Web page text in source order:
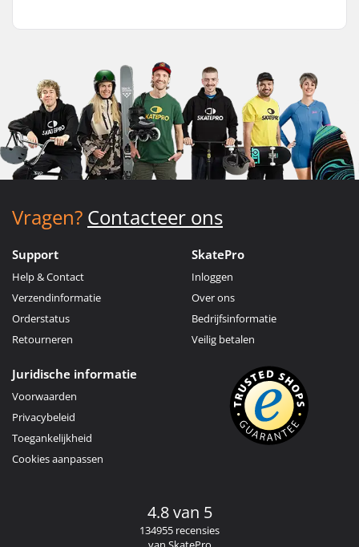
Vragen? Contacteer ons
Support
Help & Contact
Verzendinformatie
Orderstatus
Retourneren
SkatePro
Inloggen
Over ons
Bedrijfsinformatie
Veilig betalen
Juridische informatie
Voorwaarden
Privacybeleid
Toegankelijkheid
Cookies aanpassen
4.8 van 5
134955 recensies